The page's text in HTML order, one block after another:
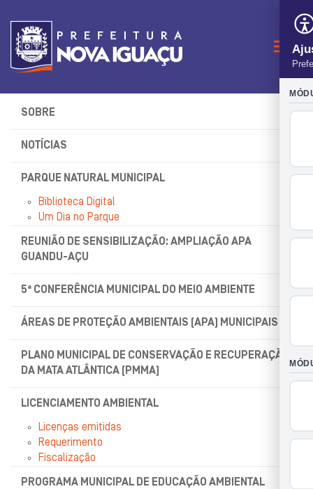
SOBRE
NOTÍCIAS
PARQUE NATURAL MUNICIPAL
Biblioteca Digital
Um Dia no Parque
REUNIÃO DE SENSIBILIZAÇÃO: AMPLIAÇÃO APA
GUANDU-AÇU
5ª CONFERÊNCIA MUNICIPAL DO MEIO AMBIENTE
ÁREAS DE PROTEÇÃO AMBIENTAIS (APA) MUNICIPAIS
PLANO MUNICIPAL DE CONSERVAÇÃO E RECUPERAÇÃO
DA MATA ATLÂNTICA (PMMA)
LICENCIAMENTO AMBIENTAL
Licenças emitidas
Requerimento
Fiscalização
PROGRAMA MUNICIPAL DE EDUCAÇÃO AMBIENTAL